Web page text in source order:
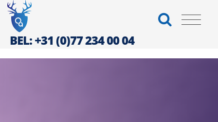
BEL: +31 (0)77 234 00 04